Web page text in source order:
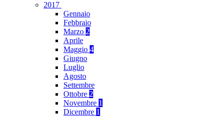
2017
Gennaio
Febbraio
Marzo 2
Aprile
Maggio 4
Giugno
Luglio
Agosto
Settembre
Ottobre 2
Novembre 1
Dicembre 1